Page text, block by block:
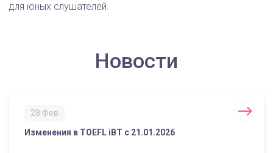
для юных слушателей.
Новости
28 Фев
Изменения в TOEFL iBT с 21.01.2026